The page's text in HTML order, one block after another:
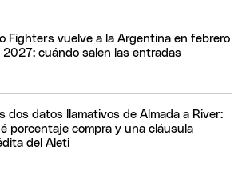
Fighters vuelve a la Argentina en febrero
2027: cuándo salen las entradas
dos datos llamativos de Almada a River:
porcentaje compra y una cláusula
del Aleti